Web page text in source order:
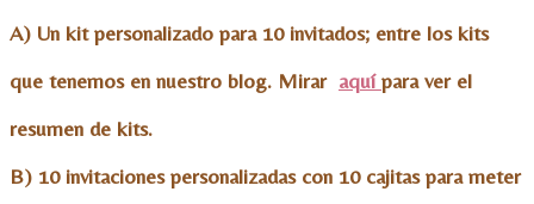
A) Un kit personalizado para 10 invitados; entre los kits
que tenemos en nuestro blog. Mirar aquípara ver el
resumen de kits.
B) 10 invitaciones personalizadas con 10 cajitas para meter